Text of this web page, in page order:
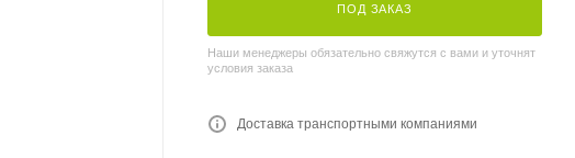
ПОД ЗАКАЗ
Наши менеджеры обязательно свяжутся с вами и уточнят
условия заказа
Доставка транспортными компаниями